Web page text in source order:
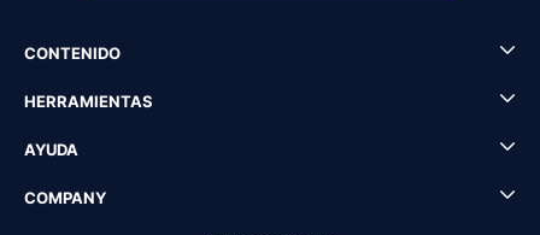
CONTENIDO
HERRAMIENTAS
AYUDA
COMPANY